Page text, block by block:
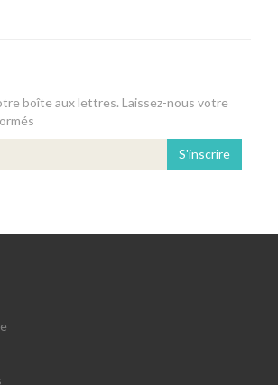
boîte aux lettres. Laissez-nous votre
S'inscrire